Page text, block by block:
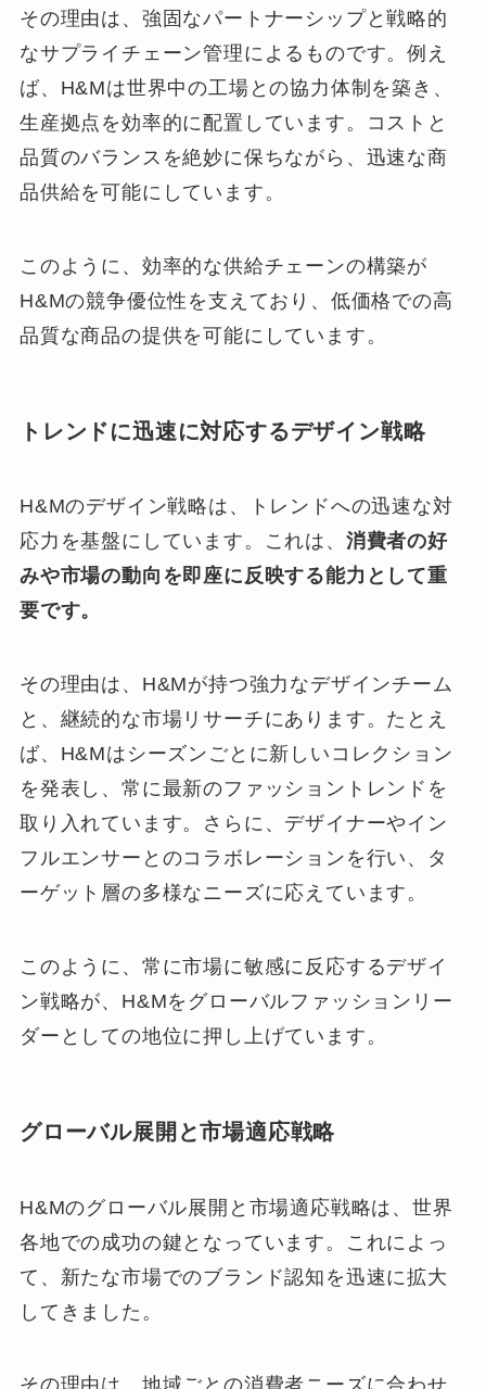
その理由は、強固なパートナーシップと戦略的
なサプライチェーン管理によるものです。例え
ば、H&Mは世界中の工場との協力体制を築き、
生産拠点を効率的に配置しています。コストと
品質のバランスを絶妙に保ちながら、迅速な商
品供給を可能にしています。
このように、効率的な供給チェーンの構築が
H&Mの競争優位性を支えており、低価格での高
品質な商品の提供を可能にしています。
トレンドに迅速に対応するデザイン戦略
H&Mのデザイン戦略は、トレンドへの迅速な対
応力を基盤にしています。これは、 消費者の好
みや市場の動向を即座に反映する能力として重
要です。
その理由は、H&Mが持つ強力なデザインチーム
と、継続的な市場リサーチにあります。たとえ
ば、H&Mはシーズンごとに新しいコレクション
を発表し、常に最新のファッショントレンドを
取り入れています。さらに、デザイナーやイン
フルエンサーとのコラボレーションを行い、タ
ーゲット層の多様なニーズに応えています。
このように、常に市場に敏感に反応するデザイ
ン戦略が、H&Mをグローバルファッションリー
ダーとしての地位に押し上げています。
グローバル展開と市場適応戦略
H&Mのグローバル展開と市場適応戦略は、世界
各地での成功の鍵となっています。これによっ
て、新たな市場でのブランド認知を迅速に拡大
してきました。